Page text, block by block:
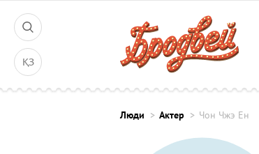
ҚЗ
Люди Актер Чон Чжэ Ен